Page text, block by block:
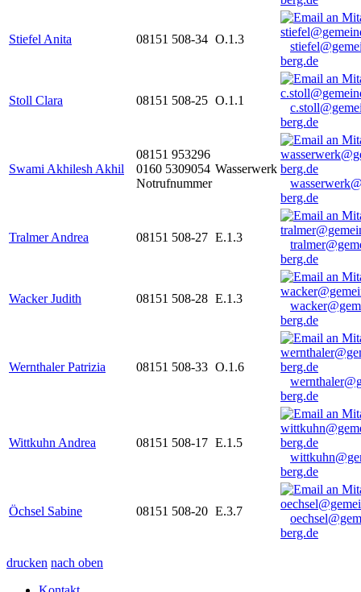
Stiefel Anita 08151 508-34 O.1.3
berg.de
Stoll Clara 08151 508-25 O.1.1
berg.de
Swami Akhilesh Akhil
08151 953296
0160 5309054
Notrufnummer
Wasserwerk
berg.de
Tralmer Andrea 08151 508-27 E.1.3
berg.de
Wacker Judith 08151 508-28 E.1.3
berg.de
Wernthaler Patrizia 08151 508-33 O.1.6
berg.de
Wittkuhn Andrea 08151 508-17 E.1.5
berg.de
Öchsel Sabine 08151 508-20 E.3.7
berg.de
drucken nach oben